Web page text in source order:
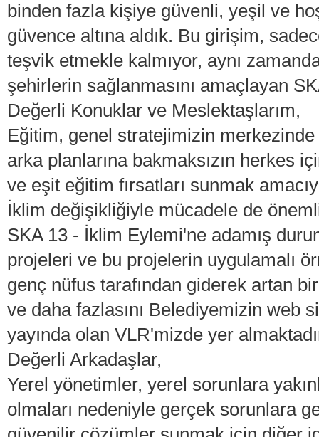
binden fazla kişiye güvenli, yeşil ve
güvence altına aldık. Bu girişim,
teşvik etmekle kalmıyor, aynı
şehirlerin sağlanmasını amaçlayan
Değerli Konuklar ve Meslektaşlarım,
Eğitim, genel stratejimizin
arka planlarına bakmaksızın herkes
ve eşit eğitim fırsatları sunmak
İklim değişikliğiyle mücadele de
SKA 13 - İklim Eylemi'ne adamış
projeleri ve bu projelerin uygulamalı
genç nüfus tarafından giderek artan
ve daha fazlasını Belediyemizin web
yayında olan VLR'mizde yer
Değerli Arkadaşlar,
Yerel yönetimler, yerel sorunlara
olmaları nedeniyle gerçek sorunlara